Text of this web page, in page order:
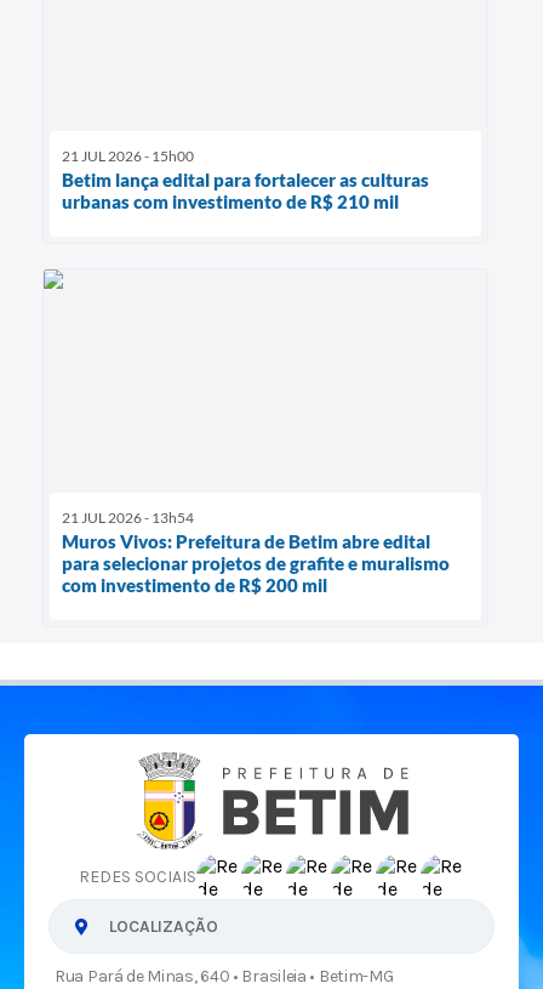
21 JUL 2026 - 15h00
Betim lança edital para fortalecer as culturas
urbanas com investimento de R$ 210 mil
21 JUL 2026 - 13h54
Muros Vivos: Prefeitura de Betim abre edital
para selecionar projetos de grafite e muralismo
com investimento de R$ 200 mil
REDES SOCIAIS
LOCALIZAÇÃO
Rua Pará de Minas, 640 • Brasileia • Betim-MG